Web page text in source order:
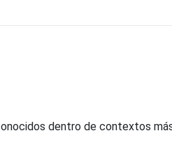
dentro de contextos